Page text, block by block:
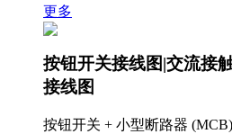
更多
按钮开关接线图|交流接
接线图
按钮开关 + 小型断路器